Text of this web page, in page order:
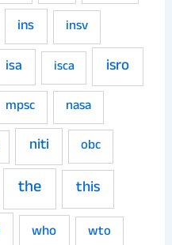
ins
insv
isa isca isro
mpsc nasa
niti
obc
the this
who wto